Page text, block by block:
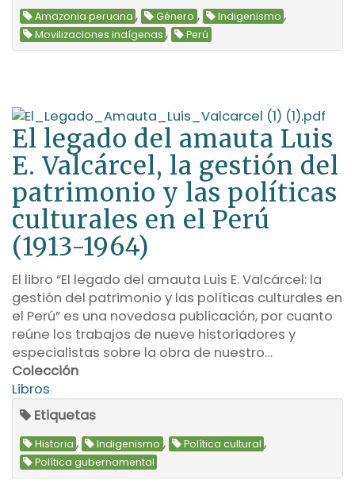
Amazonia peruana , Género , Indigenismo ,
Movilizaciones indígenas , Perú
El legado del amauta Luis
E. Valcárcel, la gestión del
patrimonio y las políticas
culturales en el Perú
(1913-1964)
El libro “El legado del amauta Luis E. Valcárcel: la
gestión del patrimonio y las políticas culturales en
el Perú” es una novedosa publicación, por cuanto
reúne los trabajos de nueve historiadores y
especialistas sobre la obra de nuestro…
Colección
Libros
Etiquetas
Historia , Indigenismo , Política cultural ,
Política gubernamental